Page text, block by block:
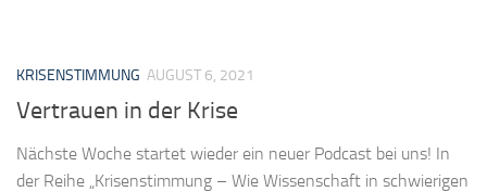
KRISENSTIMMUNG AUGUST 6, 2021
Vertrauen in der Krise
Nächste Woche startet wieder ein neuer Podcast bei uns! In
der Reihe „Krisenstimmung – Wie Wissenschaft in schwierigen